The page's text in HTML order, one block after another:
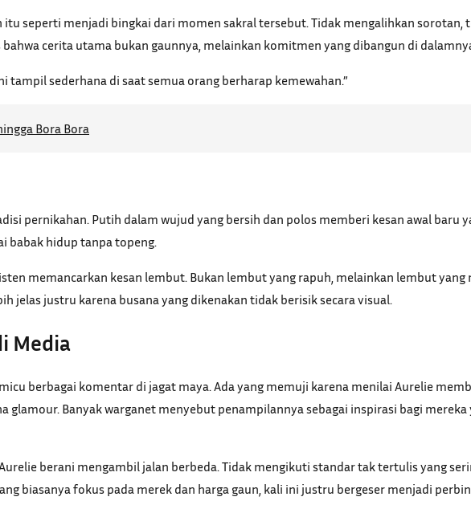
seperti menjadi bingkai dari momen sakral tersebut. Tidak mengalihkan sorotan,
cerita utama bukan gaunnya, melainkan komitmen yang dibangun di
tampil sederhana di saat semua orang berharap kemewahan.”
Bora Bora
pernikahan. Putih dalam wujud yang bersih dan polos memberi kesan awal baru
babak hidup tanpa topeng.
memancarkan kesan lembut. Bukan lembut yang rapuh, melainkan lembut
jelas justru karena busana yang dikenakan tidak berisik secara visual.
Media
berbagai komentar di jagat maya. Ada yang memuji karena menilai Aurelie
glamour. Banyak warganet menyebut penampilannya sebagai inspirasi bagi
berani mengambil jalan berbeda. Tidak mengikuti standar tak tertulis yang
biasanya fokus pada merek dan harga gaun, kali ini justru bergeser menjadi